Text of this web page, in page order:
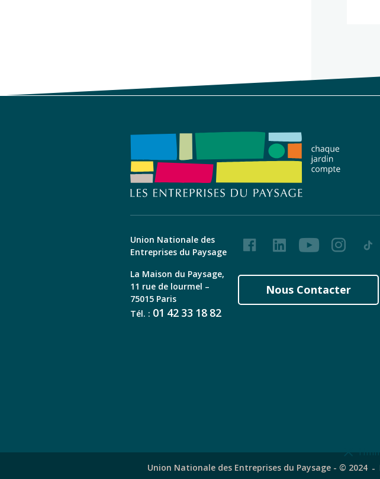
Union Nationale des
Entreprises du Paysage
La Maison du Paysage,
11 rue de lourmel –
75015 Paris
Tél. : 01 42 33 18 82
FacebookLinkedInYoutubeInstagram
Tiktok
Nous Contacter
Union Nationale des Entreprises du Paysage - © 2024